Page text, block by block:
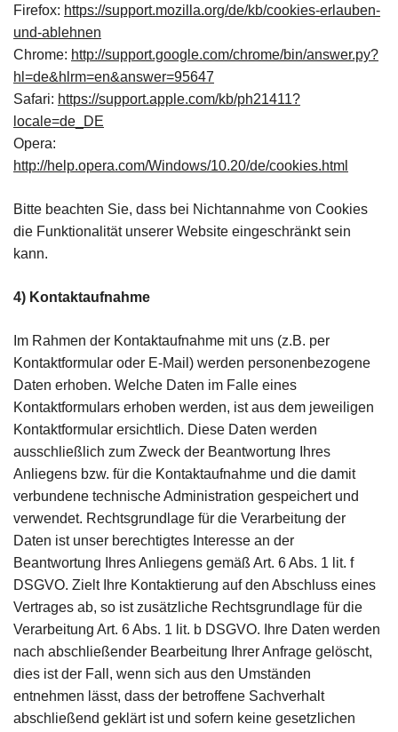
Firefox: https://support.mozilla.org/de/kb/cookies-erlauben-
und-ablehnen
Chrome: http://support.google.com/chrome/bin/answer.py?
hl=de&hlrm=en&answer=95647
Safari: https://support.apple.com/kb/ph21411?
locale=de_DE
Opera:
http://help.opera.com/Windows/10.20/de/cookies.html
Bitte beachten Sie, dass bei Nichtannahme von Cookies
die Funktionalität unserer Website eingeschränkt sein
kann.
4) Kontaktaufnahme
Im Rahmen der Kontaktaufnahme mit uns (z.B. per
Kontaktformular oder E-Mail) werden personenbezogene
Daten erhoben. Welche Daten im Falle eines
Kontaktformulars erhoben werden, ist aus dem jeweiligen
Kontaktformular ersichtlich. Diese Daten werden
ausschließlich zum Zweck der Beantwortung Ihres
Anliegens bzw. für die Kontaktaufnahme und die damit
verbundene technische Administration gespeichert und
verwendet. Rechtsgrundlage für die Verarbeitung der
Daten ist unser berechtigtes Interesse an der
Beantwortung Ihres Anliegens gemäß Art. 6 Abs. 1 lit. f
DSGVO. Zielt Ihre Kontaktierung auf den Abschluss eines
Vertrages ab, so ist zusätzliche Rechtsgrundlage für die
Verarbeitung Art. 6 Abs. 1 lit. b DSGVO. Ihre Daten werden
nach abschließender Bearbeitung Ihrer Anfrage gelöscht,
dies ist der Fall, wenn sich aus den Umständen
entnehmen lässt, dass der betroffene Sachverhalt
abschließend geklärt ist und sofern keine gesetzlichen